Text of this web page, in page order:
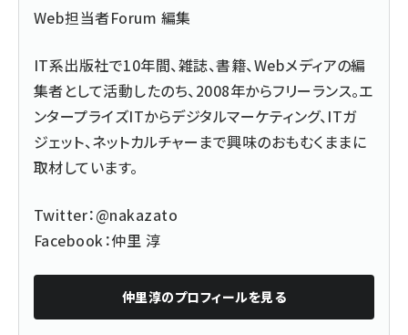
Web担当者Forum 編集
IT系出版社で10年間、雑誌、書籍、Webメディアの編
集者として活動したのち、2008年からフリーランス。エ
ンタープライズITからデジタルマーケティング、ITガ
ジェット、ネットカルチャーまで興味のおもむくままに
取材しています。
Twitter：@nakazato
Facebook：仲里 淳
仲里淳のプロフィールを見る